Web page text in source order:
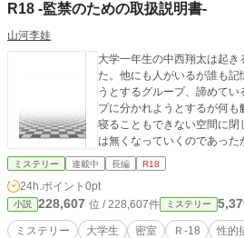
ちは、この地獄から生還でき
以降は毎日21時更新。2025
投稿しています) メンタルが名古屋の名物スイーツのぴよりん
くらいしか強くないので、
てください。
R18 -監禁のための取扱説明書-
山河李娃
大学一年生の中西翔太は起
た。他にも人がいるが誰も記憶は残
うとするグループ、諦めて
プに分かれようとするが何も解決策は
寝ることもできない空間に
は無くなっていくのであっ
ミステリー 連載中 長編 R18
24h.ポイント 0pt
小説 228,607 位 / 228,607件 ミステリー
ミステリー 大学生 密室 Ｒ-18 性的